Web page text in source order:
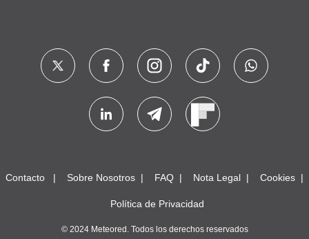
Contacto Sobre Nosotros FAQ Nota Legal Cookies
Política de Privacidad
© 2024 Meteored. Todos los derechos reservados